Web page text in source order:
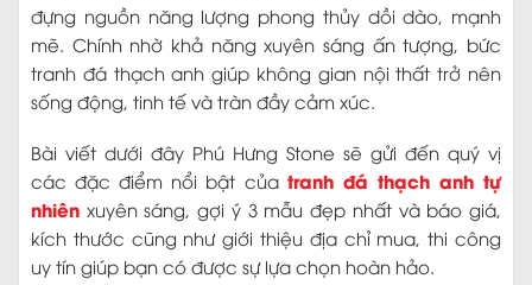
đựng nguồn năng lượng phong thủy dồi dào, mạnh
mẽ. Chính nhờ khả năng xuyên sáng ấn tượng, bức
tranh đá thạch anh giúp không gian nội thất trở nên
sống động, tinh tế và tràn đầy cảm xúc.
Bài viết dưới đây Phú Hưng Stone sẽ gửi đến quý vị
các đặc điểm nổi bật của tranh đá thạch anh tự
nhiên xuyên sáng, gợi ý 3 mẫu đẹp nhất và báo giá,
kích thước cũng như giới thiệu địa chỉ mua, thi công
uy tín giúp bạn có được sự lựa chọn hoàn hảo.